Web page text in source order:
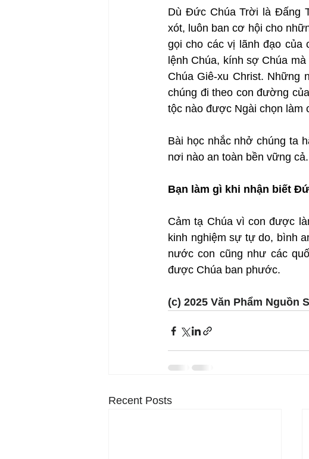
Dù Đức Chúa Trời là Đấng
xót, luôn ban cơ hội cho
gọi cho các vị lãnh đạo của
lệnh Chúa, kính sợ Chúa
Chúa Giê-xu Christ. Những
chúng đi theo con đường
tộc nào được Ngài chọn làm
Bài học nhắc nhở chúng ta
nơi nào an toàn bền vững
Bạn làm gì khi nhận biết
Cảm tạ Chúa vì con được
kinh nghiệm sự tự do, bình
nước con cũng như các
được Chúa ban phước.
(c) 2025 Văn Phẩm Nguồn
Recent Posts